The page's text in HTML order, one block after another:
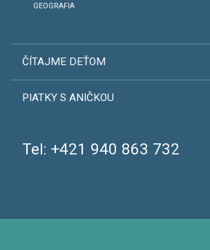
GEOGRAFIA
ČÍTAJME DEŤOM
PIATKY S ANIČKOU
Tel: +421 940 863 732